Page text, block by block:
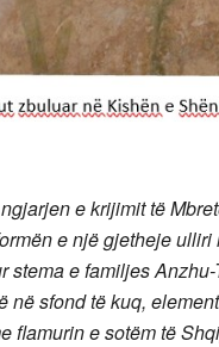
e krijimit të
e një gjetheje
stema e familjes
në sfond të kuq,
flamurin e sotëm të